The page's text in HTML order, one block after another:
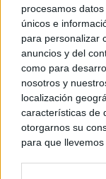
procesamos
únicos e
para personalizar
anuncios y del
como para
nosotros y
localización
características de
otorgarnos su
para que
© Kiosko.net